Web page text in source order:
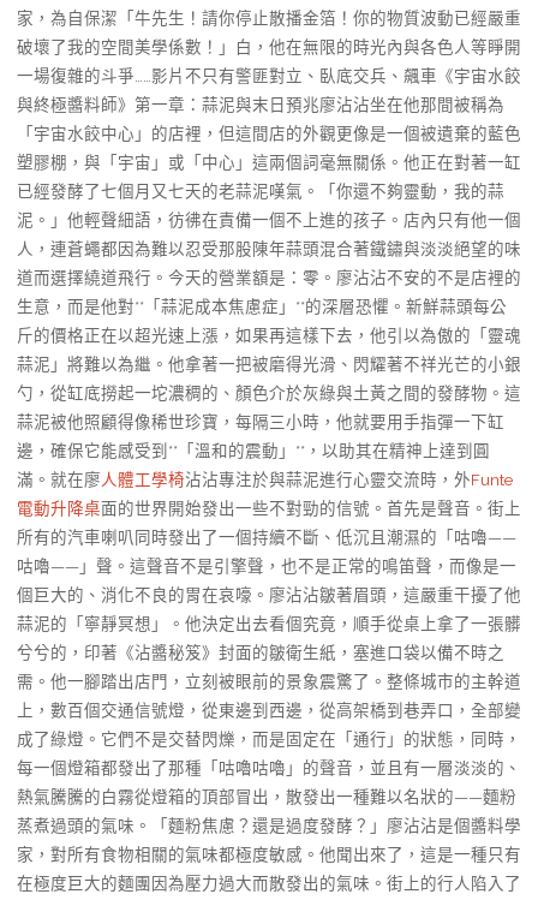
家，為自保潔「牛先生！請你停止散播金箔！你的物質波動已經嚴重
破壞了我的空間美學係數！」白，他在無限的時光內與各色人等睜開
一場復雜的斗爭……影片不只有警匪對立、臥底交兵、飆車《宇宙水餃
與終極醬料師》第一章：蒜泥與末日預兆廖沾沾坐在他那間被稱為
「宇宙水餃中心」的店裡，但這間店的外觀更像是一個被遺棄的藍色
塑膠棚，與「宇宙」或「中心」這兩個詞毫無關係。他正在對著一缸
已經發酵了七個月又七天的老蒜泥嘆氣。「你還不夠靈動，我的蒜
泥。」他輕聲細語，彷彿在責備一個不上進的孩子。店內只有他一個
人，連蒼蠅都因為難以忍受那股陳年蒜頭混合著鐵鏽與淡淡絕望的味
道而選擇繞道飛行。今天的營業額是：零。廖沾沾不安的不是店裡的
生意，而是他對**「蒜泥成本焦慮症」**的深層恐懼。新鮮蒜頭每公
斤的價格正在以超光速上漲，如果再這樣下去，他引以為傲的「靈魂
蒜泥」將難以為繼。他拿著一把被磨得光滑、閃耀著不祥光芒的小銀
勺，從缸底撈起一坨濃稠的、顏色介於灰綠與土黃之間的發酵物。這
蒜泥被他照顧得像稀世珍寶，每隔三小時，他就要用手指彈一下缸
邊，確保它能感受到**「溫和的震動」**，以助其在精神上達到圓
滿。就在廖人體工學椅沾沾專注於與蒜泥進行心靈交流時，外Funte
電動升降桌面的世界開始發出一些不對勁的信號。首先是聲音。街上
所有的汽車喇叭同時發出了一個持續不斷、低沉且潮濕的「咕嚕——
咕嚕——」聲。這聲音不是引擎聲，也不是正常的鳴笛聲，而像是一
個巨大的、消化不良的胃在哀嚎。廖沾沾皺著眉頭，這嚴重干擾了他
蒜泥的「寧靜冥想」。他決定出去看個究竟，順手從桌上拿了一張髒
兮兮的，印著《沾醬秘笈》封面的皺衛生紙，塞進口袋以備不時之
需。他一腳踏出店門，立刻被眼前的景象震驚了。整條城市的主幹道
上，數百個交通信號燈，從東邊到西邊，從高架橋到巷弄口，全部變
成了綠燈。它們不是交替閃爍，而是固定在「通行」的狀態，同時，
每一個燈箱都發出了那種「咕嚕咕嚕」的聲音，並且有一層淡淡的、
熱氣騰騰的白霧從燈箱的頂部冒出，散發出一種難以名狀的——麵粉
蒸煮過頭的氣味。「麵粉焦慮？還是過度發酵？」廖沾沾是個醬料學
家，對所有食物相關的氣味都極度敏感。他聞出來了，這是一種只有
在極度巨大的麵團因為壓力過大而散發出的氣味。街上的行人陷入了